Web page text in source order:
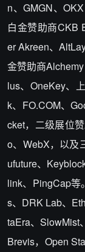
n、GMGN、
白金赞助商CKB
er Akreen、
金赞助商
lus、OneKey、
k、FO.COM、
cket，二级展位
o、WebX，以及
ufuture、
link、PingCap等
s、DRK Lab、
taEra、SlowMist
Brevis，Open